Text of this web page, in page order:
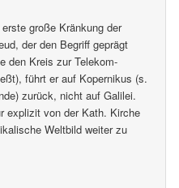
große Kränkung der
der den Begriff geprägt
den Kreis zur Telekom-
führt er auf Kopernikus (s.
zurück, nicht auf Galilei.
explizit von der Kath. Kirche
Weltbild weiter zu